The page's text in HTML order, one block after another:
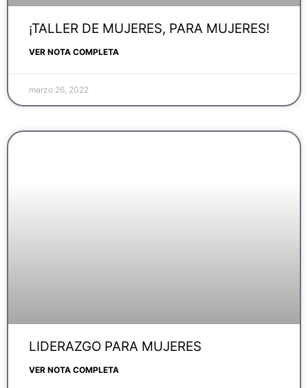
¡TALLER DE MUJERES, PARA MUJERES!
VER NOTA COMPLETA
marzo 26, 2022
LIDERAZGO PARA MUJERES
VER NOTA COMPLETA